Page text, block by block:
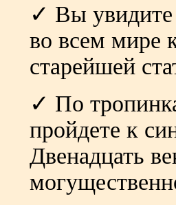
✓ Вы
во всем мире
старейшей
✓ По
пройдете к
Двенадцать